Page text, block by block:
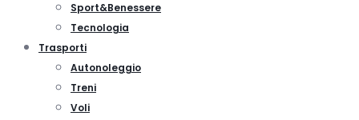
Sport&Benessere
Tecnologia
Trasporti
Autonoleggio
Treni
Voli